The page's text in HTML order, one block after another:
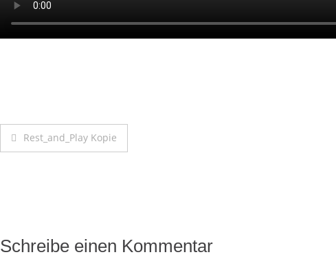
Rest_and_Play Kopie
Schreibe einen Kommentar